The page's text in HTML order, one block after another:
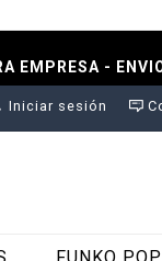
EMPRESA -
Iniciar sesión